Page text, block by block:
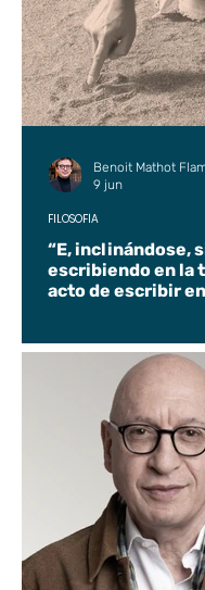
“E, inclinándose,
escribiendo en la
acto de escribir
FILOSOFÍA
Benoit Mathot
9 jun